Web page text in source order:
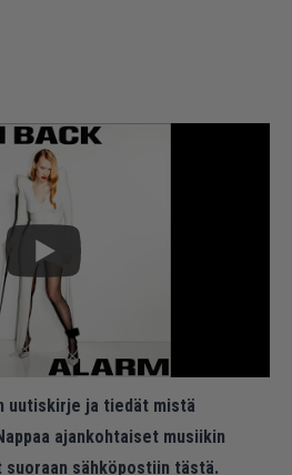
uutiskirje ja tiedät mistä
ajankohtaiset musiikin
sähköpostiin tästä.